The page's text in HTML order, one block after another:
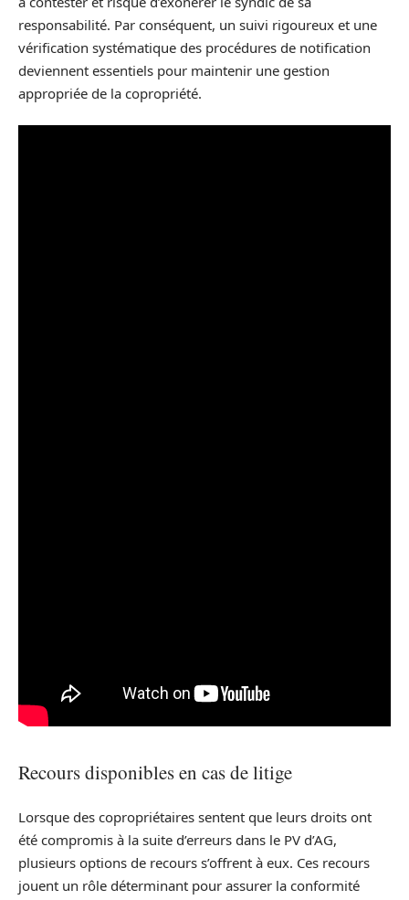
responsabilité. Par conséquent, un suivi rigoureux et une
vérification systématique des procédures de notification
deviennent essentiels pour maintenir une gestion
appropriée de la copropriété.
Recours disponibles en cas de litige
Lorsque des copropriétaires sentent que leurs droits ont
été compromis à la suite d’erreurs dans le PV d’AG,
plusieurs options de recours s’offrent à eux. Ces recours
jouent un rôle déterminant pour assurer la conformité